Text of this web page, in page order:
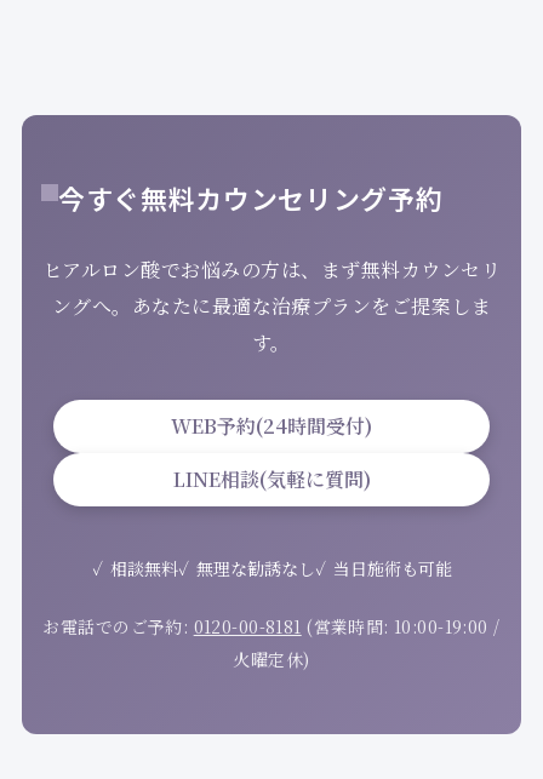
今すぐ無料カウンセリング予約
ヒアルロン酸でお悩みの方は、まず無料カウンセリ
ングへ。あなたに最適な治療プランをご提案しま
す。
WEB予約(24時間受付)
LINE相談(気軽に質問)
相談無料 無理な勧誘なし 当日施術も可能
お電話でのご予約: 0120-00-8181 (営業時間: 10:00-19:00 /
火曜定休)